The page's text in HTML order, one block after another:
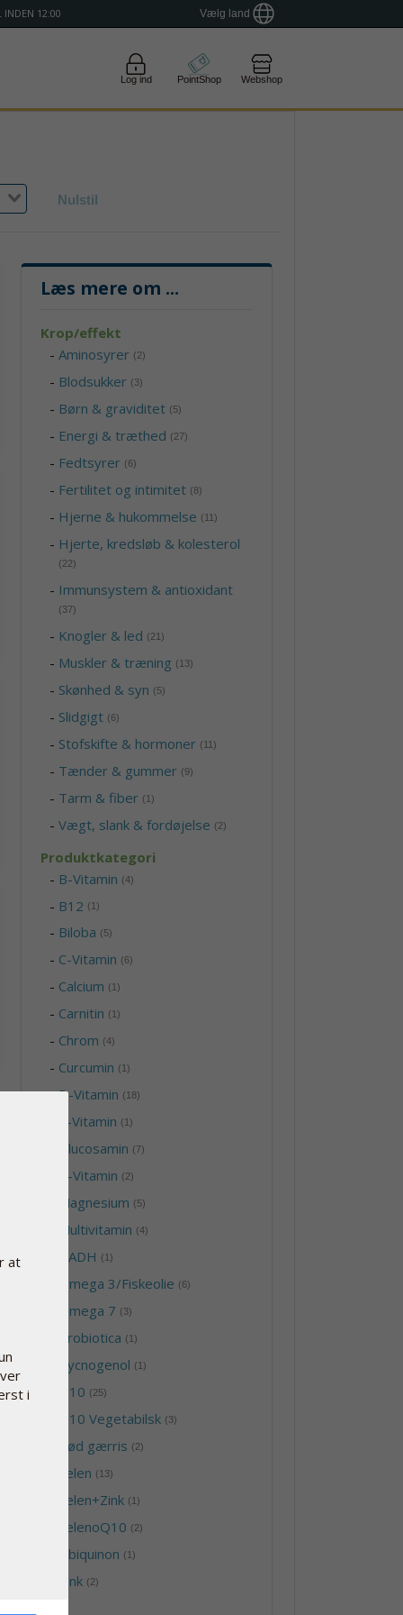
INDEN 12:00 Vælg land
Log ind PointShop Webshop
Nulstil
Læs mere om ...
Krop/effekt
-Aminosyrer (2)
- Blodsukker (3)
- Børn & graviditet (5)
- Energi & træthed (27)
- Fedtsyrer (6)
- Fertilitet og intimitet (8)
- Hjerne & hukommelse (11)
- Hjerte, kredsløb & kolesterol
(22)
- Immunsystem & antioxidant
(37)
- Knogler & led (21)
- Muskler & træning (13)
- Skønhed & syn (5)
- Slidgigt (6)
- Stofskifte & hormoner (11)
- Tænder & gummer (9)
- Tarm & fiber (1)
-Vægt, slank & fordøjelse (2)
Produktkategori
- B-Vitamin (4)
- B12 (1)
- Biloba (5)
- C-Vitamin (6)
- Calcium (1)
- Carnitin (1)
- Chrom (4)
- Curcumin (1)
-D-Vitamin (18)
E-Vitamin (1)
Glucosamin (7)
K-Vitamin (2)
Magnesium (5)
Multivitamin (4)
NADH (1)
Omega 3/Fiskeolie (6)
Omega 7 (3)
Probiotica (1)
Pycnogenol (1)
Q10 (25)
Q10 Vegetabilsk (3)
Rød gærris (2)
Selen (13)
Selen+Zink (1)
SelenoQ10 (2)
Ubiquinon (1)
Zink (2)
at
i